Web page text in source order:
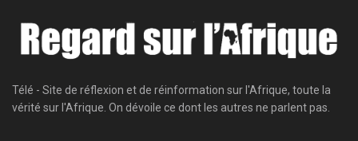
Télé - Site de réflexion et de réinformation sur l'Afrique, toute la
vérité sur l'Afrique. On dévoile ce dont les autres ne parlent pas.